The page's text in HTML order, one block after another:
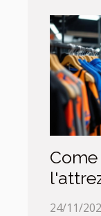
tuo
24/11/